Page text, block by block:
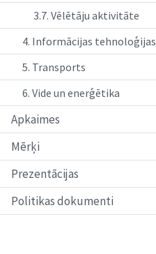
3.7. Vēlētāju aktivitāte
4. Informācijas tehnoloģijas
5. Transports
6. Vide un enerģētika
Apkaimes
Mērķi
Prezentācijas
Politikas dokumenti